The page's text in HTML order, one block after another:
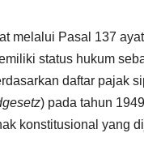
melalui Pasal 137
status hukum
daftar pajak
) pada tahun
konstitusional yang